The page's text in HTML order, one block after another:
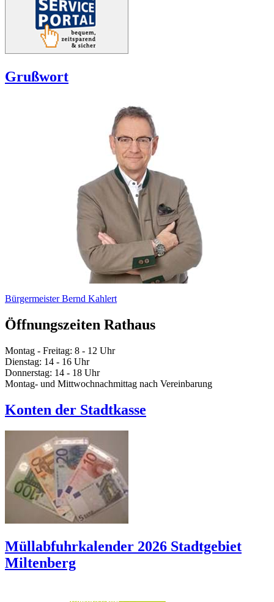
Grußwort
Bürgermeister Bernd Kahlert
Öffnungszeiten Rathaus
Montag - Freitag: 8 - 12 Uhr
Dienstag: 14 - 16 Uhr
Donnerstag: 14 - 18 Uhr
Montag- und Mittwochnachmittag nach Vereinbarung
Konten der Stadtkasse
Müllabfuhrkalender 2026 Stadtgebiet
Miltenberg